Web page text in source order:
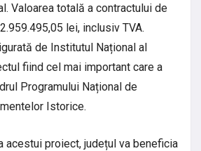
Valoarea totală a contractului de
lei, inclusiv TVA.
de Institutul Național al
fiind cel mai important care a
Programului Național de
Istorice.
acestui proiect, județul va beneficia